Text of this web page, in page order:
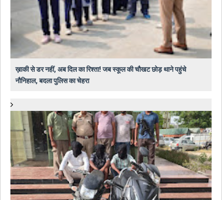
ख़ाकी से डर नहीं, अब दिल का रिश्ता! जब स्कूल की चौखट छोड़ थाने पहुंचे
नौनिहाल, बदला पुलिस का चेहरा